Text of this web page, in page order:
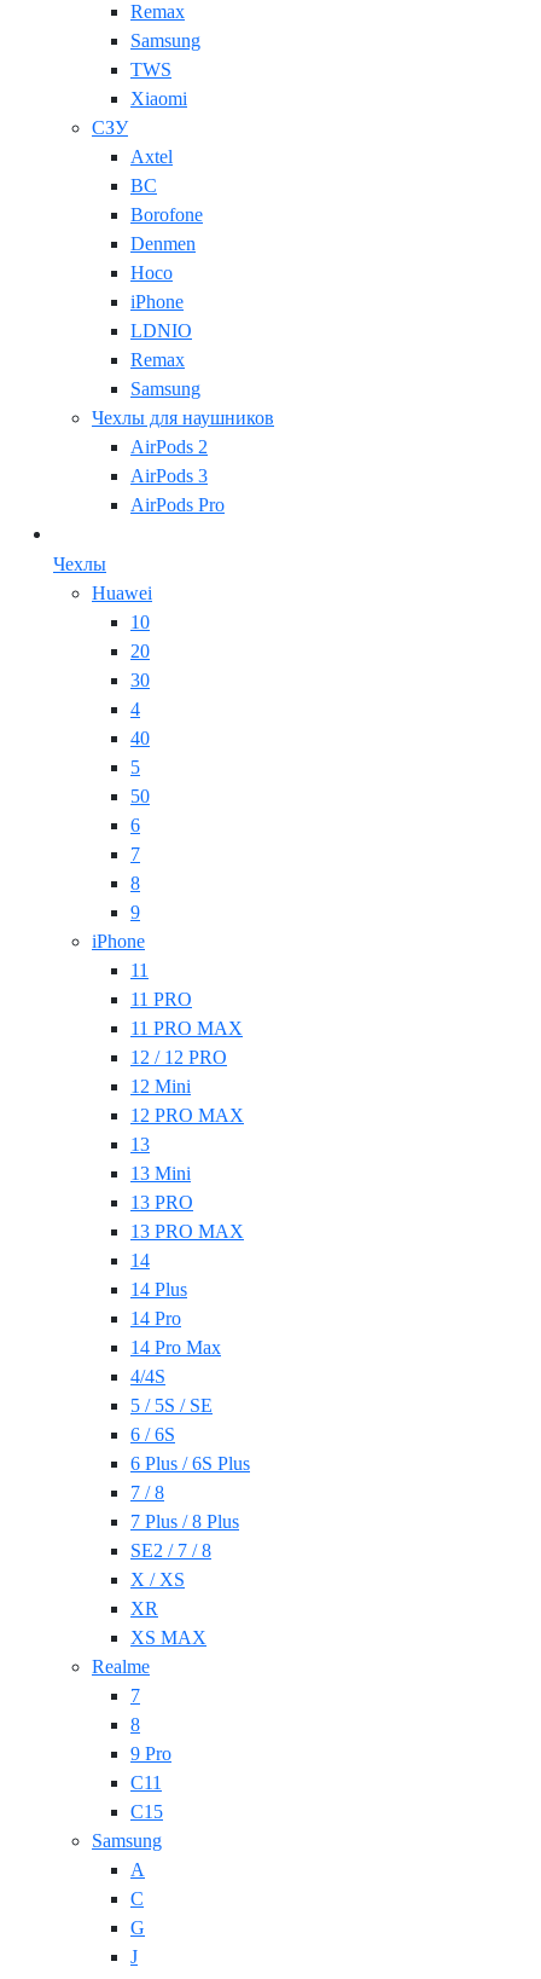
Remax
Samsung
TWS
Xiaomi
СЗУ
Axtel
BC
Borofone
Denmen
Hoco
iPhone
LDNIO
Remax
Samsung
Чехлы для наушников
AirPods 2
AirPods 3
AirPods Pro
Чехлы
Huawei
10
20
30
4
40
5
50
6
7
8
9
iPhone
11
11 PRO
11 PRO MAX
12 / 12 PRO
12 Mini
12 PRO MAX
13
13 Mini
13 PRO
13 PRO MAX
14
14 Plus
14 Pro
14 Pro Max
4/4S
5 / 5S / SE
6 / 6S
6 Plus / 6S Plus
7 / 8
7 Plus / 8 Plus
SE2 / 7 / 8
X / XS
XR
XS MAX
Realme
7
8
9 Pro
C11
C15
Samsung
A
C
G
J